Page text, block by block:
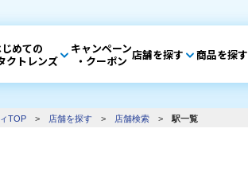
めての
クトレンズ
キャンペーン
・クーポン 店舗を探す 商品を探す
TOP > 店舗を探す > 店舗検索 > 駅一覧